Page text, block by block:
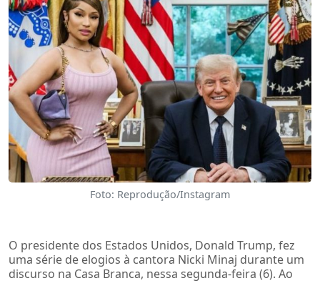
Foto: Reprodução/Instagram
O presidente dos Estados Unidos, Donald Trump, fez
uma série de elogios à cantora Nicki Minaj durante um
discurso na Casa Branca, nessa segunda-feira (6). Ao